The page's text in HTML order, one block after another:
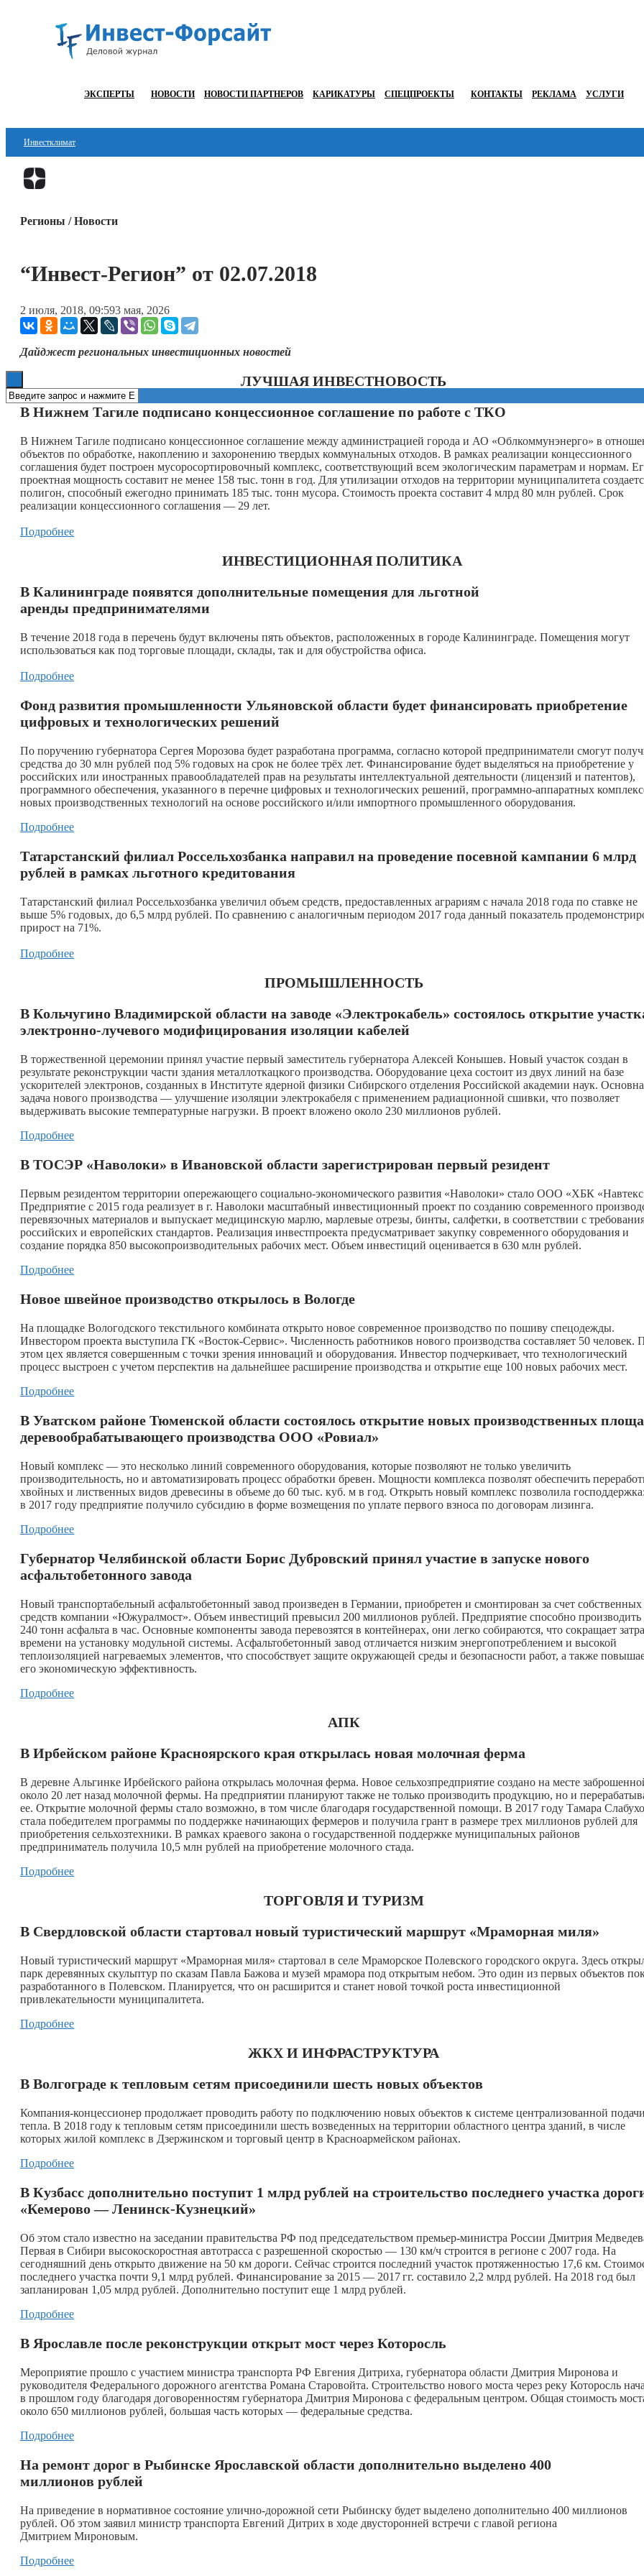
ЭКСПЕРТЫ НОВОСТИ НОВОСТИ ПАРТНЕРОВ КАРИКАТУРЫ СПЕЦПРОЕКТЫ КОНТАКТЫ РЕКЛАМА УСЛУГИ
Инвестклимат
Финансы
ESG
Регионы / Новости
“Инвест-Регион” от 02.07.2018
2 июля, 2018, 09:593 мая, 2026
Дайджест региональных инвестиционных новостей
ЛУЧШАЯ ИНВЕСТНОВОСТЬ
В Нижнем Тагиле подписано концессионное соглашение по работе с ТКО
В Нижнем Тагиле подписано концессионное соглашение между администрацией города и АО «Облкоммунэнерго» в
объектов по обработке, накоплению и захоронению твердых коммунальных отходов. В рамках реализации концессионного
соглашения будет построен мусоросортировочный комплекс, соответствующий всем экологическим параметрам и нормам.
проектная мощность составит не менее 158 тыс. тонн в год. Для утилизации отходов на территории муниципалитета
полигон, способный ежегодно принимать 185 тыс. тонн мусора. Стоимость проекта составит 4 млрд 80 млн рублей. Срок
реализации концессионного соглашения — 29 лет.
Подробнее
ИНВЕСТИЦИОННАЯ ПОЛИТИКА
В Калининграде появятся дополнительные помещения для льготной
аренды предпринимателями
В течение 2018 года в перечень будут включены пять объектов, расположенных в городе Калининграде. Помещения могут
использоваться как под торговые площади, склады, так и для обустройства офиса.
Подробнее
Фонд развития промышленности Ульяновской области будет финансировать приобретение
цифровых и технологических решений
По поручению губернатора Сергея Морозова будет разработана программа, согласно которой предприниматели смогут
средства до 30 млн рублей под 5% годовых на срок не более трёх лет. Финансирование будет выделяться на приобретение у
российских или иностранных правообладателей прав на результаты интеллектуальной деятельности (лицензий и патентов),
программного обеспечения, указанного в перечне цифровых и технологических решений, программно-аппаратных
новых производственных технологий на основе российского и/или импортного промышленного оборудования.
Подробнее
Татарстанский филиал Россельхозбанка направил на проведение посевной кампании 6 млрд
рублей в рамках льготного кредитования
Татарстанский филиал Россельхозбанка увеличил объем средств, предоставленных аграриям с начала 2018 года по ставке не
выше 5% годовых, до 6,5 млрд рублей. По сравнению с аналогичным периодом 2017 года данный показатель
прирост на 71%.
Подробнее
ПРОМЫШЛЕННОСТЬ
В Кольчугино Владимирской области на заводе «Электрокабель» состоялось открытие
электронно-лучевого модифицирования изоляции кабелей
В торжественной церемонии принял участие первый заместитель губернатора Алексей Конышев. Новый участок создан в
результате реконструкции части здания металлоткацкого производства. Оборудование цеха состоит из двух линий на базе
ускорителей электронов, созданных в Институте ядерной физики Сибирского отделения Российской академии наук.
задача нового производства — улучшение изоляции электрокабеля с применением радиационной сшивки, что позволяет
выдерживать высокие температурные нагрузки. В проект вложено около 230 миллионов рублей.
Подробнее
В ТОСЭР «Наволоки» в Ивановской области зарегистрирован первый резидент
Первым резидентом территории опережающего социально-экономического развития «Наволоки» стало ООО «ХБК
Предприятие с 2015 года реализует в г. Наволоки масштабный инвестиционный проект по созданию современного
перевязочных материалов и выпускает медицинскую марлю, марлевые отрезы, бинты, салфетки, в соответствии с
российских и европейских стандартов. Реализация инвестпроекта предусматривает закупку современного оборудования и
создание порядка 850 высокопроизводительных рабочих мест. Объем инвестиций оценивается в 630 млн рублей.
Подробнее
Новое швейное производство открылось в Вологде
На площадке Вологодского текстильного комбината открыто новое современное производство по пошиву спецодежды.
Инвестором проекта выступила ГК «Восток-Сервис». Численность работников нового производства составляет 50 человек.
этом цех является совершенным с точки зрения инноваций и оборудования. Инвестор подчеркивает, что технологический
процесс выстроен с учетом перспектив на дальнейшее расширение производства и открытие еще 100 новых рабочих мест.
Подробнее
В Уватском районе Тюменской области состоялось открытие новых производственных
деревообрабатывающего производства ООО «Ровиал»
Новый комплекс — это несколько линий современного оборудования, которые позволяют не только увеличить
производительность, но и автоматизировать процесс обработки бревен. Мощности комплекса позволят обеспечить
хвойных и лиственных видов древесины в объеме до 60 тыс. куб. м в год. Открыть новый комплекс позволила господдержка:
в 2017 году предприятие получило субсидию в форме возмещения по уплате первого взноса по договорам лизинга.
Подробнее
Губернатор Челябинской области Борис Дубровский принял участие в запуске нового
асфальтобетонного завода
Новый транспортабельный асфальтобетонный завод произведен в Германии, приобретен и смонтирован за счет собственных
средств компании «Южуралмост». Объем инвестиций превысил 200 миллионов рублей. Предприятие способно производить
240 тонн асфальта в час. Основные компоненты завода перевозятся в контейнерах, они легко собираются, что сокращает
времени на установку модульной системы. Асфальтобетонный завод отличается низким энергопотреблением и высокой
теплоизоляцией нагреваемых элементов, что способствует защите окружающей среды и безопасности работ, а также
его экономическую эффективность.
Подробнее
АПК
В Ирбейском районе Красноярского края открылась новая молочная ферма
В деревне Альгинке Ирбейского района открылась молочная ферма. Новое сельхозпредприятие создано на месте
около 20 лет назад молочной фермы. На предприятии планируют также не только производить продукцию, но и
ее. Открытие молочной фермы стало возможно, в том числе благодаря государственной помощи. В 2017 году Тамара Слабухо
стала победителем программы по поддержке начинающих фермеров и получила грант в размере трех миллионов рублей для
приобретения сельхозтехники. В рамках краевого закона о государственной поддержке муниципальных районов
предприниматель получила 10,5 млн рублей на приобретение молочного стада.
Подробнее
ТОРГОВЛЯ И ТУРИЗМ
В Свердловской области стартовал новый туристический маршрут «Мраморная миля»
Новый туристический маршрут «Мраморная миля» стартовал в селе Мраморское Полевского городского округа. Здесь
парк деревянных скульптур по сказам Павла Бажова и музей мрамора под открытым небом. Это один из первых объектов
разработанного в Полевском. Планируется, что он расширится и станет новой точкой роста инвестиционной
привлекательности муниципалитета.
Подробнее
ЖКХ И ИНФРАСТРУКТУРА
В Волгограде к тепловым сетям присоединили шесть новых объектов
Компания-концессионер продолжает проводить работу по подключению новых объектов к системе централизованной подачи
тепла. В 2018 году к тепловым сетям присоединили шесть возведенных на территории областного центра зданий, в числе
которых жилой комплекс в Дзержинском и торговый центр в Красноармейском районах.
Подробнее
В Кузбасс дополнительно поступит 1 млрд рублей на строительство последнего участка
«Кемерово — Ленинск-Кузнецкий»
Об этом стало известно на заседании правительства РФ под председательством премьер-министра России Дмитрия
Первая в Сибири высокоскоростная автотрасса с разрешенной скоростью — 130 км/ч строится в регионе с 2007 года. На
сегодняшний день открыто движение на 50 км дороги. Сейчас строится последний участок протяженностью 17,6 км.
последнего участка почти 9,1 млрд рублей. Финансирование за 2015 — 2017 гг. составило 2,2 млрд рублей. На 2018 год был
запланирован 1,05 млрд рублей. Дополнительно поступит еще 1 млрд рублей.
Подробнее
В Ярославле после реконструкции открыт мост через Которосль
​Мероприятие прошло с участием министра транспорта РФ Евгения Дитриха, губернатора области Дмитрия Миронова и
руководителя Федерального дорожного агентства Романа Старовойта. Строительство нового моста через реку Которосль
в прошлом году благодаря договоренностям губернатора Дмитрия Миронова с федеральным центром. Общая стоимость
около 650 миллионов рублей, большая часть которых — федеральные средства.
Подробнее
На ремонт дорог в Рыбинске Ярославской области дополнительно выделено 400
миллионов рублей
​На приведение в нормативное состояние улично-дорожной сети Рыбинску будет выделено дополнительно 400 миллионов
рублей. Об этом заявил министр транспорта Евгений Дитрих в ходе двусторонней встречи с главой региона
Дмитрием Мироновым.
Подробнее